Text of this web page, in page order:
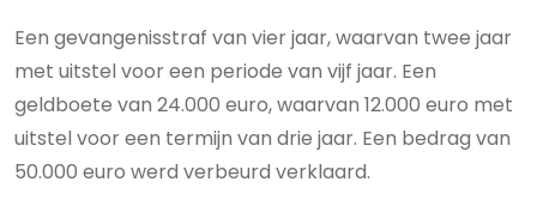
Een gevangenisstraf van vier jaar, waarvan twee jaar
met uitstel voor een periode van vijf jaar. Een
geldboete van 24.000 euro, waarvan 12.000 euro met
uitstel voor een termijn van drie jaar. Een bedrag van
50.000 euro werd verbeurd verklaard.